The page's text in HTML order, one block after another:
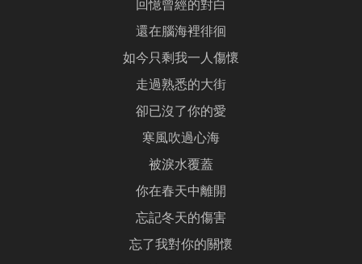
回憶曾經的對白
還在腦海裡徘徊
如今只剩我一人傷懷
走過熟悉的大街
卻已沒了你的愛
寒風吹過心海
被淚水覆蓋
你在春天中離開
忘記冬天的傷害
忘了我對你的關懷